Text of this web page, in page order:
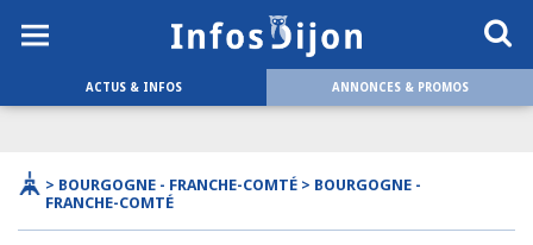
ACTUS & INFOS ANNONCES & PROMOS
> BOURGOGNE - FRANCHE-COMTÉ > BOURGOGNE -
FRANCHE-COMTÉ